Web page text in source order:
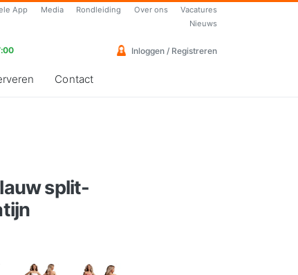
App Media Rondleiding Over ons
Vacatures
Nieuws
Inloggen / Registreren
Contact
split-